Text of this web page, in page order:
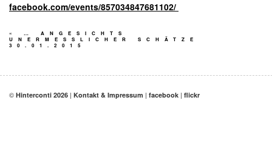
facebook.com/events/857034847681102/
«
… ANGESICHTS
UNERMESSLICHER SCHÄTZE
30.01.2015
© Hinterconti 2026 | Kontakt & Impressum | facebook | flickr